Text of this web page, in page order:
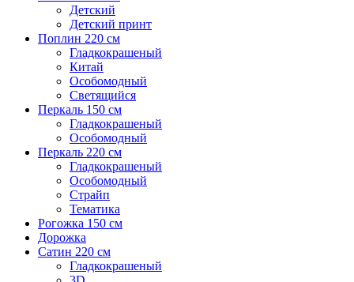
Детский
Детский принт
Поплин 220 см
Гладкокрашеный
Китай
Особомодный
Светящийся
Перкаль 150 см
Гладкокрашеный
Особомодный
Перкаль 220 см
Гладкокрашеный
Особомодный
Страйп
Тематика
Рогожка 150 см
Дорожка
Сатин 220 см
Гладкокрашеный